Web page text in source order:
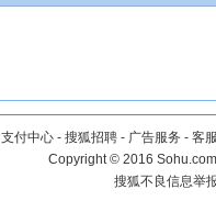
支付中心 - 搜狐招聘 - 广告服务 - 客
Copyright©2016
搜狐不良信息举